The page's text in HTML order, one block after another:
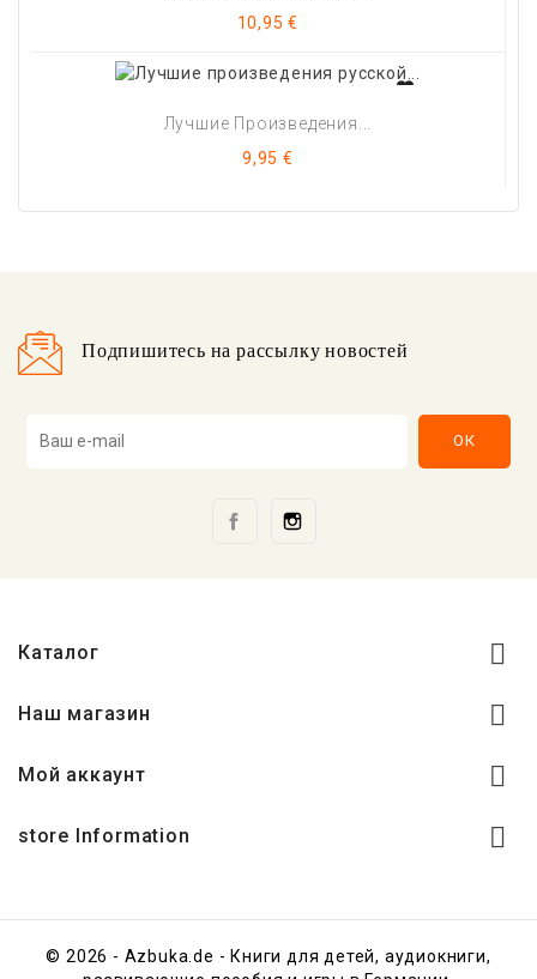
Цена
10,95 €
Лучшие Произведения...
Цена
9,95 €
Подпишитесь на рассылку новостей
Facebook
Каталог 
Наш магазин 
Мой аккаунт 
store Information 
© 2026 - Azbuka.de - Книги для детей, аудиокниги,